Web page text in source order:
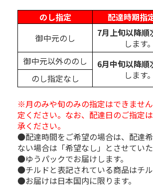
のし指定
配達時期指
御中元のし
7月上旬以降順
します。
御中元以外ののし 6月中旬以降順
します。
のし指定なし
※月のみや旬のみの指定はできませ
定ください。なお、配達日のご指定
承ください。
●配達時間をご希望の場合は、配達
ない場合は「希望なし」とさせていた
●ゆうパックでお届けします。
●チルドと表記されている商品はチル
●お届けは日本国内に限ります。